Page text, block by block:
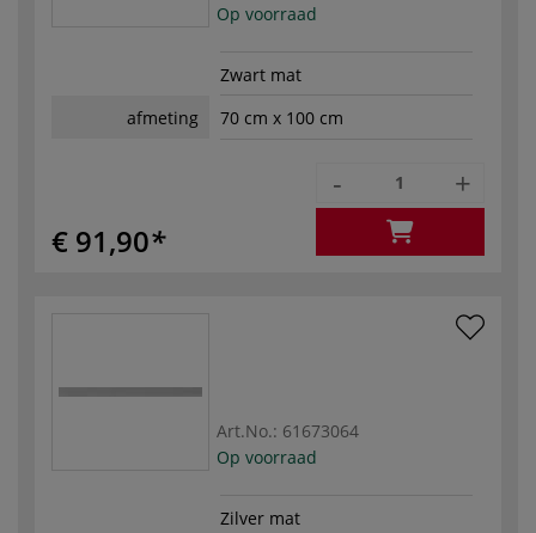
Op voorraad
Zwart mat
afmeting
70 cm x 100 cm
€ 91,90
- +
Art.No.: 61673064
Op voorraad
Zilver mat